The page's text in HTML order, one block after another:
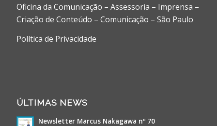
Oficina da Comunicação – Assessoria – Imprensa –
Criação de Conteúdo – Comunicação – São Paulo
Política de Privacidade
ÚLTIMAS NEWS
Newsletter Marcus Nakagawa nº 70